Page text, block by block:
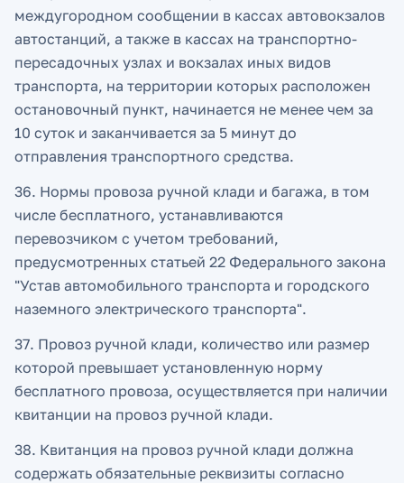
междугородном сообщении в кассах автовокзалов
автостанций, а также в кассах на транспортно-
пересадочных узлах и вокзалах иных видов
транспорта, на территории которых расположен
остановочный пункт, начинается не менее чем за
10 суток и заканчивается за 5 минут до
отправления транспортного средства.
36. Нормы провоза ручной клади и багажа, в том
числе бесплатного, устанавливаются
перевозчиком с учетом требований,
предусмотренных статьей 22 Федерального закона
"Устав автомобильного транспорта и городского
наземного электрического транспорта".
37. Провоз ручной клади, количество или размер
которой превышает установленную норму
бесплатного провоза, осуществляется при наличии
квитанции на провоз ручной клади.
38. Квитанция на провоз ручной клади должна
содержать обязательные реквизиты согласно